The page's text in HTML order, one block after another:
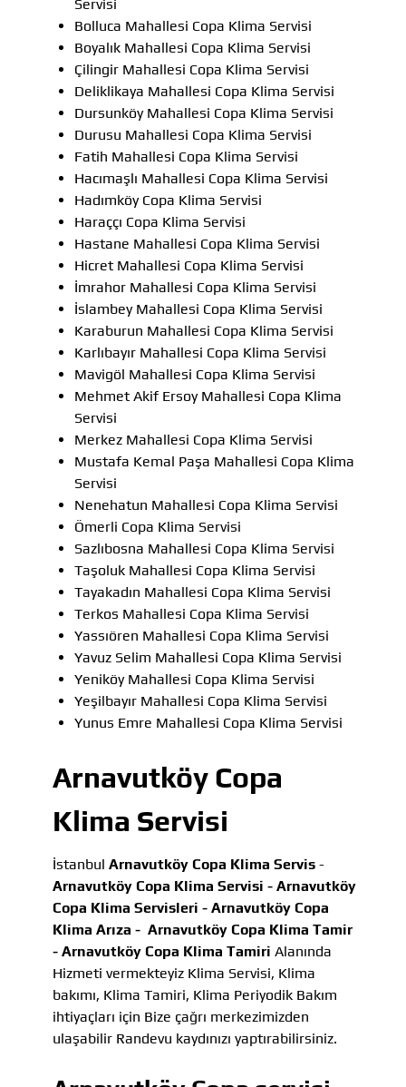
Servisi
Bolluca Mahallesi Copa Klima Servisi
Boyalık Mahallesi Copa Klima Servisi
Çilingir Mahallesi Copa Klima Servisi
Deliklikaya Mahallesi Copa Klima Servisi
Dursunköy Mahallesi Copa Klima Servisi
Durusu Mahallesi Copa Klima Servisi
Fatih Mahallesi Copa Klima Servisi
Hacımaşlı Mahallesi Copa Klima Servisi
Hadımköy Copa Klima Servisi
Haraççı Copa Klima Servisi
Hastane Mahallesi Copa Klima Servisi
Hicret Mahallesi Copa Klima Servisi
İmrahor Mahallesi Copa Klima Servisi
İslambey Mahallesi Copa Klima Servisi
Karaburun Mahallesi Copa Klima Servisi
Karlıbayır Mahallesi Copa Klima Servisi
Mavigöl Mahallesi Copa Klima Servisi
Mehmet Akif Ersoy Mahallesi Copa Klima
Servisi
Merkez Mahallesi Copa Klima Servisi
Mustafa Kemal Paşa Mahallesi Copa Klima
Servisi
Nenehatun Mahallesi Copa Klima Servisi
Ömerli Copa Klima Servisi
Sazlıbosna Mahallesi Copa Klima Servisi
Taşoluk Mahallesi Copa Klima Servisi
Tayakadın Mahallesi Copa Klima Servisi
Terkos Mahallesi Copa Klima Servisi
Yassıören Mahallesi Copa Klima Servisi
Yavuz Selim Mahallesi Copa Klima Servisi
Yeniköy Mahallesi Copa Klima Servisi
Yeşilbayır Mahallesi Copa Klima Servisi
Yunus Emre Mahallesi Copa Klima Servisi
Arnavutköy Copa
Klima Servisi
İstanbul Arnavutköy Copa Klima Servis -
Arnavutköy Copa Klima Servisi - Arnavutköy
Copa Klima Servisleri - Arnavutköy Copa
Klima Arıza - Arnavutköy Copa Klima Tamir
- Arnavutköy Copa Klima Tamiri Alanında
Hizmeti vermekteyiz Klima Servisi, Klima
bakımı, Klima Tamiri, Klima Periyodik Bakım
ihtiyaçları için Bize çağrı merkezimizden
ulaşabilir Randevu kaydınızı yaptırabilirsiniz.